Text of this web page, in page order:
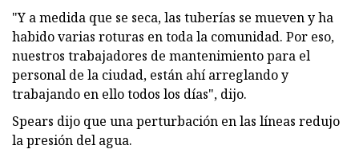
"Y a medida que se seca, las tuberías se mueven y ha
habido varias roturas en toda la comunidad. Por eso,
nuestros trabajadores de mantenimiento para el
personal de la ciudad, están ahí arreglando y
trabajando en ello todos los días", dijo.
Spears dijo que una perturbación en las líneas redujo
la presión del agua.